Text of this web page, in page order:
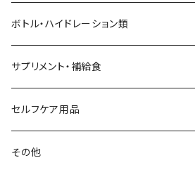
BANANA GO
Beruf Baggage
Body Glide
BONE
トートバッグ
2WAYバッグ/3WAYバッグ
その他バッグ
てぬぐい
財布
アームカバー
ネックゲイター
ボトル・ハイドレーション類
サプリメント・補給食
セルフケア用品
その他